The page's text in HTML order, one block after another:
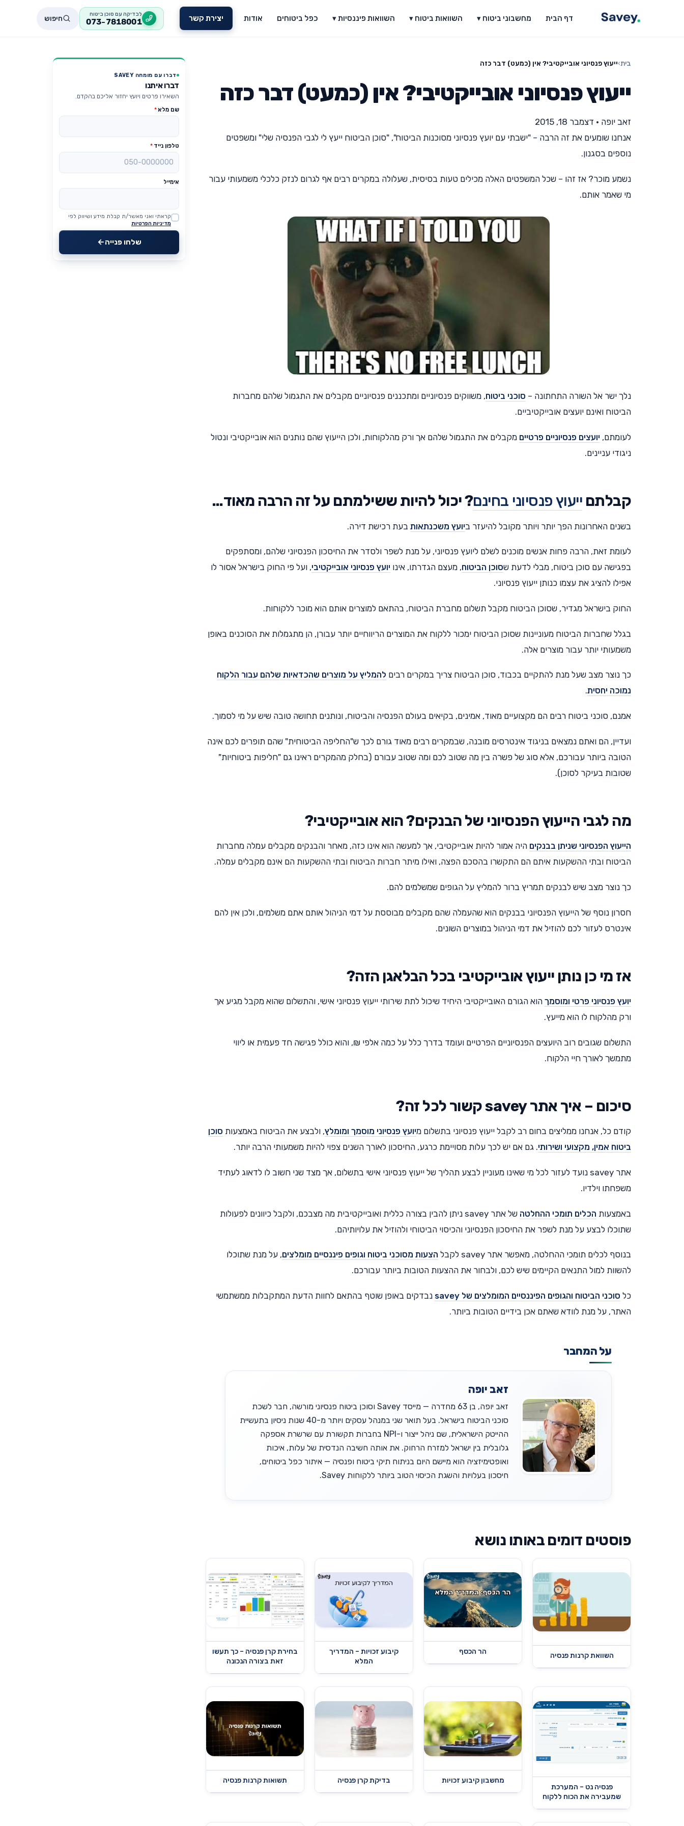
דף הבית מחשבוני ביטוח ▾ השוואות ביטוח ▾ השוואות פיננסיות ▾ כפל ביטוחים אודות יצירת קשר לבדיקה עם סוכן ביטוח
073-7818001 חיפוש
בית›ייעוץ פנסיוני אובייקטיבי? אין (כמעט) דבר כזה
ייעוץ פנסיוני אובייקטיבי? אין (כמעט) דבר כזה
זאב יופה • דצמבר 18, 2015
אנחנו שומעים את זה הרבה – "ישבתי עם יועץ פנסיוני מסוכנות הביטוח", "סוכן הביטוח ייעץ לי לגבי הפנסיה שלי" ומשפטים
נוספים בסגנון.
נשמע מוכר? אז זהו – שכל המשפטים האלה מכילים טעות בסיסית, שעלולה במקרים רבים אף לגרום לנזק כלכלי משמעותי עבור
מי שאמר אותם.
נלך ישר אל השורה התחתונה – סוכני ביטוח, משווקים פנסיוניים ומתכננים פנסיוניים מקבלים את התגמול שלהם מחברות
הביטוח ואינם יועצים אובייקטיביים.
לעומתם, יועצים פנסיוניים פרטיים מקבלים את התגמול שלהם אך ורק מהלקוחות, ולכן הייעוץ שהם נותנים הוא אובייקטיבי ונטול
ניגודי עניינים.
קבלתם ייעוץ פנסיוני בחינם? יכול להיות ששילמתם על זה הרבה מאוד…
בשנים האחרונות הפך יותר ויותר מקובל להיעזר ביועץ משכנתאות בעת רכישת דירה.
לעומת זאת, הרבה פחות אנשים מוכנים לשלם ליועץ פנסיוני, על מנת לשפר ולסדר את החיסכון הפנסיוני שלהם, ומסתפקים
בפגישה עם סוכן ביטוח, מבלי לדעת שסוכן הביטוח, מעצם הגדרתו, אינו יועץ פנסיוני אובייקטיבי, ועל פי החוק בישראל אסור לו
אפילו להציג את עצמו כנותן ייעוץ פנסיוני.
החוק בישראל מגדיר, שסוכן הביטוח מקבל תשלום מחברת הביטוח, בהתאם למוצרים אותם הוא מוכר ללקוחות.
בגלל שחברות הביטוח מעוניינות שסוכן הביטוח ימכור ללקוח את המוצרים הריווחיים יותר עבורן, הן מתגמלות את הסוכנים באופן
משמעותי יותר עבור מוצרים אלה.
כך נוצר מצב שעל מנת להתקיים בכבוד, סוכן הביטוח צריך במקרים רבים להמליץ על מוצרים שהכדאיות שלהם עבור הלקוח
נמוכה יחסית.
אמנם, סוכני ביטוח רבים הם מקצועיים מאוד, אמינים, בקיאים בעולם הפנסיה והביטוח, ונותנים תחושה טובה שיש על מי לסמוך.
ועדיין, הם ואתם נמצאים בניגוד אינטרסים מובנה, שבמקרים רבים מאוד גורם לכך ש"החליפה הביטוחית" שהם תופרים לכם אינה
הטובה ביותר עבורכם, אלא סוג של פשרה בין מה שטוב לכם ומה שטוב עבורם (בחלק מהמקרים ראינו גם "חליפות ביטוחיות"
שטובות בעיקר לסוכן).
מה לגבי הייעוץ הפנסיוני של הבנקים? הוא אובייקטיבי?
הייעוץ הפנסיוני שניתן בבנקים היה אמור להיות אובייקטיבי, אך למעשה הוא אינו כזה, מאחר והבנקים מקבלים עמלה מחברות
הביטוח ובתי ההשקעות איתם הם התקשרו בהסכם הפצה, ואילו מיתר חברות הביטוח ובתי ההשקעות הם אינם מקבלים עמלה.
כך נוצר מצב שיש לבנקים תמריץ ברור להמליץ על הגופים שמשלמים להם.
חסרון נוסף של הייעוץ הפנסיוני בבנקים הוא שהעמלה שהם מקבלים מבוססת על דמי הניהול אותם אתם משלמים, ולכן אין להם
אינטרס לעזור לכם להוזיל את דמי הניהול במוצרים השונים.
אז מי כן נותן ייעוץ אובייקטיבי בכל הבלאגן הזה?
יועץ פנסיוני פרטי ומוסמך הוא הגורם האובייקטיבי היחיד שיכול לתת שירותי ייעוץ פנסיוני אישי, והתשלום שהוא מקבל מגיע אך
ורק מהלקוח לו הוא מייעץ.
התשלום שגובים רוב היועצים הפנסיוניים הפרטיים ועומד בדרך כלל על כמה אלפי ₪, והוא כולל פגישה חד פעמית או ליווי
מתמשך לאורך חיי הלקוח.
סיכום – איך אתר savey קשור לכל זה?
קודם כל, אנחנו ממליצים בחום רב לקבל ייעוץ פנסיוני בתשלום מיועץ פנסיוני מוסמך ומומלץ, ולבצע את הביטוח באמצעות סוכן
ביטוח אמין, מקצועי ושירותי. גם אם יש לכך עלות מסויימת כרגע, החיסכון לאורך השנים צפוי להיות משמעותי הרבה יותר.
אתר savey נועד לעזור לכל מי שאינו מעוניין לבצע תהליך של ייעוץ פנסיוני אישי בתשלום, אך מצד שני חשוב לו לדאוג לעתיד
משפחתו וילדיו.
באמצעות הכלים תומכי ההחלטה
של אתר savey ניתן להבין בצורה כללית ואובייקטיבית מה מצבכם, ולקבל כיוונים לפעולות
שתוכלו לבצע על מנת לשפר את החיסכון הפנסיוני והכיסוי הביטוחי ולהוזיל את עלויותיהם.
בנוסף לכלים תומכי ההחלטה, מאפשר אתר savey לקבל הצעות מסוכני ביטוח וגופים פיננסיים מומלצים, על מנת שתוכלו
להשוות למול התנאים הקיימים שיש לכם, ולבחור את ההצעות הטובות ביותר עבורכם.
כל סוכני הביטוח והגופים הפיננסיים המומלצים של savey
נבדקים באופן שוטף בהתאם לחוות הדעת המתקבלות ממשתמשי
האתר, על מנת לוודא שאתם אכן בידיים הטובות ביותר.
על המחבר
זאב יופה
זאב יופה, בן 63 מחדרה — מייסד Savey וסוכן ביטוח פנסיוני מורשה, חבר לשכת
סוכני הביטוח בישראל. בעל תואר שני במנהל עסקים ויותר מ-40 שנות ניסיון בתעשיית
ההייטק הישראלית, שם ניהל ייצור ו-NPI בחברות תקשורת עם שרשרת אספקה
גלובלית בין ישראל למזרח הרחוק. את אותה חשיבה הנדסית של עלות, איכות
ואופטימיזציה הוא מיישם היום בניתוח תיקי ביטוח ופנסיה — איתור כפל ביטוחים,
חיסכון בעלויות והשגת הכיסוי הטוב ביותר ללקוחות Savey.
פוסטים דומים באותו נושא
השוואת קרנות פנסיה הר הכסף
קיבוע זכויות – המדריך
המלא
בחירת קרן פנסיה – כך תעשו
זאת בצורה הנכונה
פנסיה נט – המערכת
שמעבירה את הכוח ללקוח
מחשבון קיבוע זכויות בדיקת קרן פנסיה תשואות קרנות פנסיה
דברו עם מומחה SAVEY
דברו איתנו
השאירו פרטים ויועץ יחזור אליכם בהקדם.
שם מלא*
טלפון נייד *
אימייל
Website
קראתי ואני מאשר/ת קבלת מידע ושיווק לפי
מדיניות הפרטיות
שלחו פנייה